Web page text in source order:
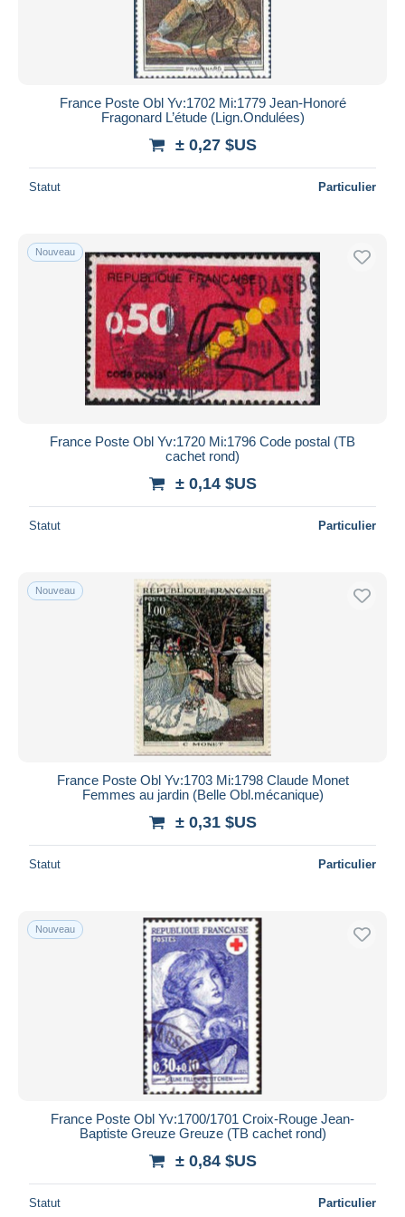
France Poste Obl Yv:1702 Mi:1779 Jean-Honoré
Fragonard L’étude (Lign.Ondulées)
± 0,27 $US
Statut Particulier
Nouveau
France Poste Obl Yv:1720 Mi:1796 Code postal (TB
cachet rond)
± 0,14 $US
Statut Particulier
Nouveau
France Poste Obl Yv:1703 Mi:1798 Claude Monet
Femmes au jardin (Belle Obl.mécanique)
± 0,31 $US
Statut Particulier
Nouveau
France Poste Obl Yv:1700/1701 Croix-Rouge Jean-
Baptiste Greuze Greuze (TB cachet rond)
± 0,84 $US
Statut Particulier